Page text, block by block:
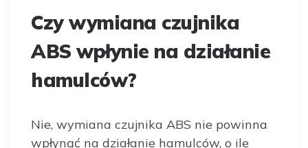
Czy wymiana czujnika
ABS wpłynie na działanie
hamulców?
Nie, wymiana czujnika ABS nie powinna
wpłynąć na działanie hamulców, o ile